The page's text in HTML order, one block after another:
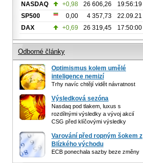
NASDAQ
+0,98 26 606,26
19:56:19
SP500
0,00 4 357,73
22.09.21
DAX
+0,69 26 319,45 17:50:00
Odborné články
Optimismus kolem umělé
inteligence nemizí
Trhy navíc chtějí vidět návratnost
Výsledková sezóna
Nasdaq pod tlakem, luxus s
rozdílnými výsledky a vývoj akcií
CSG před klíčovými výsledky
Varování před ropným šokem z
Blízkého východu
ECB ponechala sazby beze změny